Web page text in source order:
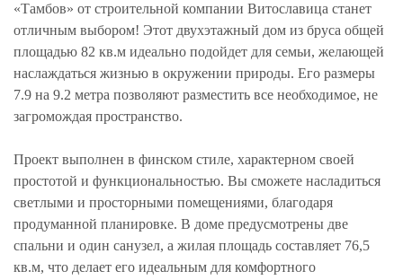
«Тамбов» от строительной компании Витославица станет
отличным выбором! Этот двухэтажный дом из бруса общей
площадью 82 кв.м идеально подойдет для семьи, желающей
наслаждаться жизнью в окружении природы. Его размеры
7.9 на 9.2 метра позволяют разместить все необходимое, не
загромождая пространство.
Проект выполнен в финском стиле, характерном своей
простотой и функциональностью. Вы сможете насладиться
светлыми и просторными помещениями, благодаря
продуманной планировке. В доме предусмотрены две
спальни и один санузел, а жилая площадь составляет 76,5
кв.м, что делает его идеальным для комфортного